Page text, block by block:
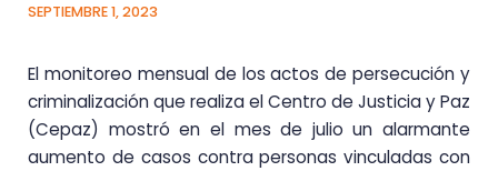
SEPTIEMBRE 1, 2023
El monitoreo mensual de los actos de persecución y
criminalización que realiza el Centro de Justicia y Paz
(Cepaz) mostró en el mes de julio un alarmante
aumento de casos contra personas vinculadas con